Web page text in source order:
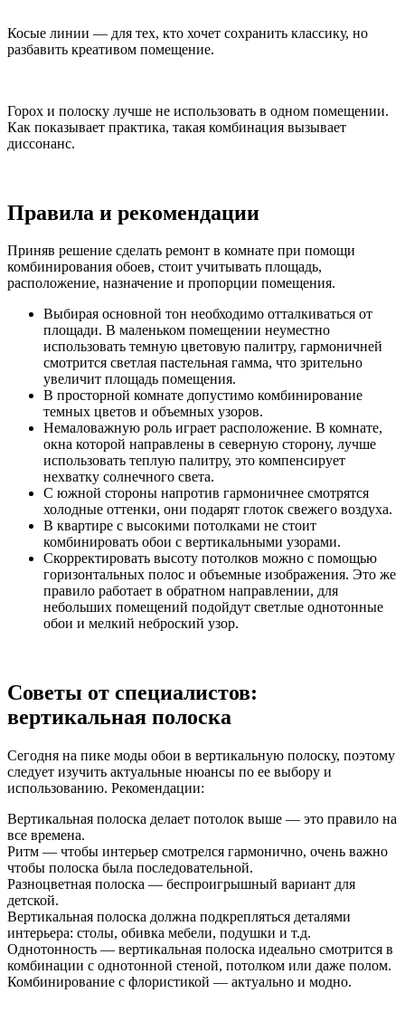
Косые линии — для тех, кто хочет сохранить классику, но
разбавить креативом помещение.
Горох и полоску лучше не использовать в одном помещении.
Как показывает практика, такая комбинация вызывает
диссонанс.
Правила и рекомендации
Приняв решение сделать ремонт в комнате при помощи
комбинирования обоев, стоит учитывать площадь,
расположение, назначение и пропорции помещения.
Выбирая основной тон необходимо отталкиваться от
площади. В маленьком помещении неуместно
использовать темную цветовую палитру, гармоничней
смотрится светлая пастельная гамма, что зрительно
увеличит площадь помещения.
В просторной комнате допустимо комбинирование
темных цветов и объемных узоров.
Немаловажную роль играет расположение. В комнате,
окна которой направлены в северную сторону, лучше
использовать теплую палитру, это компенсирует
нехватку солнечного света.
С южной стороны напротив гармоничнее смотрятся
холодные оттенки, они подарят глоток свежего воздуха.
В квартире с высокими потолками не стоит
комбинировать обои с вертикальными узорами.
Скорректировать высоту потолков можно с помощью
горизонтальных полос и объемные изображения. Это же
правило работает в обратном направлении, для
небольших помещений подойдут светлые однотонные
обои и мелкий неброский узор.
Советы от специалистов:
вертикальная полоска
Сегодня на пике моды обои в вертикальную полоску, поэтому
следует изучить актуальные нюансы по ее выбору и
использованию. Рекомендации:
Вертикальная полоска делает потолок выше — это правило на
все времена.
Ритм — чтобы интерьер смотрелся гармонично, очень важно
чтобы полоска была последовательной.
Разноцветная полоска — беспроигрышный вариант для
детской.
Вертикальная полоска должна подкрепляться деталями
интерьера: столы, обивка мебели, подушки и т.д.
Однотонность — вертикальная полоска идеально смотрится в
комбинации с однотонной стеной, потолком или даже полом.
Комбинирование с флористикой — актуально и модно.